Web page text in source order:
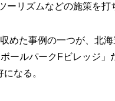
リズムなどの施策を打
めた事例の一つが、北
ールパークFビレッジ
なる。